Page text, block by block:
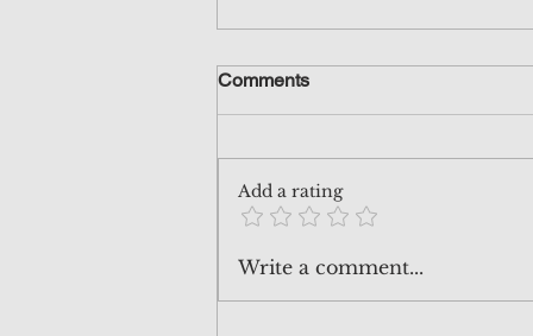
美聯儲又開始 隱形量化寬鬆？
最近有不少人問我，話不少報道指
兩個星期前寫的Patreon post 現在
公開分享，便會知道真實情況，唔
好亂聽人講！
Comments
Add a rating
Write a comment...